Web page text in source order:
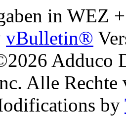
in WEZ
vBulletin®
Adduco
Alle Rechte
by